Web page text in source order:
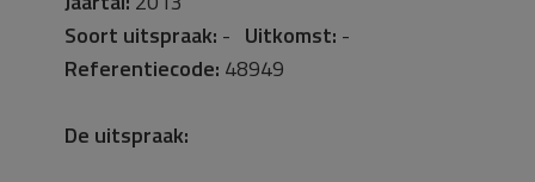
Soort uitspraak: - Uitkomst: -
Referentiecode: 48949
De uitspraak: